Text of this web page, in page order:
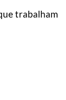
trabalham